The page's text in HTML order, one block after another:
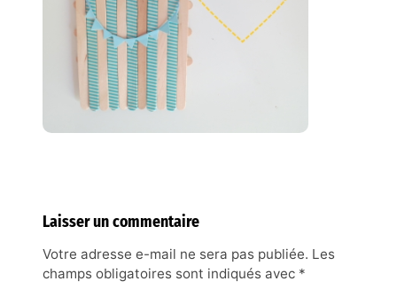
Laisser un commentaire
Votre adresse e-mail ne sera pas publiée. Les
champs obligatoires sont indiqués avec *